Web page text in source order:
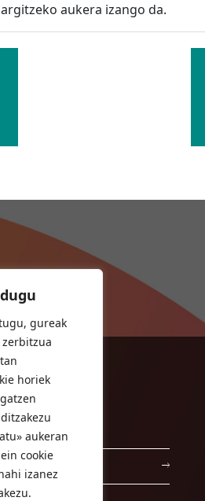
gureak
horiek
aukeran
cookie
izanez
aukera izango da.